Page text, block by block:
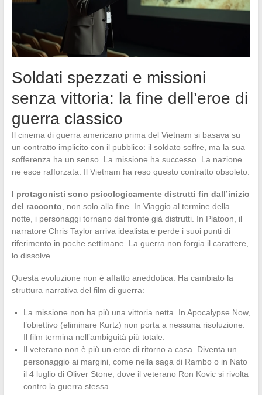
Soldati spezzati e missioni
senza vittoria: la fine dell’eroe di
guerra classico
Il cinema di guerra americano prima del Vietnam si basava su
un contratto implicito con il pubblico: il soldato soffre, ma la sua
sofferenza ha un senso. La missione ha successo. La nazione
ne esce rafforzata. Il Vietnam ha reso questo contratto obsoleto.
I protagonisti sono psicologicamente distrutti fin dall’inizio
del racconto , non solo alla fine. In Viaggio al termine della
notte, i personaggi tornano dal fronte già distrutti. In Platoon, il
narratore Chris Taylor arriva idealista e perde i suoi punti di
riferimento in poche settimane. La guerra non forgia il carattere,
lo dissolve.
Questa evoluzione non è affatto aneddotica. Ha cambiato la
struttura narrativa del film di guerra:
La missione non ha più una vittoria netta. In Apocalypse Now,
l’obiettivo (eliminare Kurtz) non porta a nessuna risoluzione.
Il film termina nell’ambiguità più totale.
Il veterano non è più un eroe di ritorno a casa. Diventa un
personaggio ai margini, come nella saga di Rambo o in Nato
il 4 luglio di Oliver Stone, dove il veterano Ron Kovic si rivolta
contro la guerra stessa.